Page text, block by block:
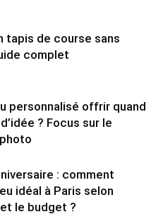
tapis de course sans
complet
personnalisé offrir quand
? Focus sur le
: comment
idéal à Paris selon
le budget ?